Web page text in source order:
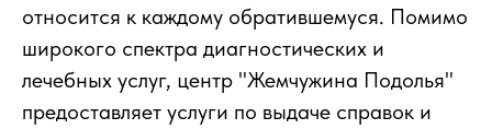
относится к каждому обратившемуся. Помимо
широкого спектра диагностических и
лечебных услуг, центр "Жемчужина Подолья"
предоставляет услуги по выдаче справок и